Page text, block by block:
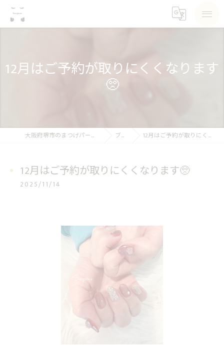
12月はご予約が取りにくくなります
🥺
大阪府堺市のまつげパーマならSea pear ブログ 12月はご予約が取りにくくなります🥺
12月はご予約が取りにくくなります🥺
2025/11/14